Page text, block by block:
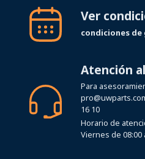
condiciones de
Para
pro@uwparts.com
16 10
Horario de
Viernes de 08:00